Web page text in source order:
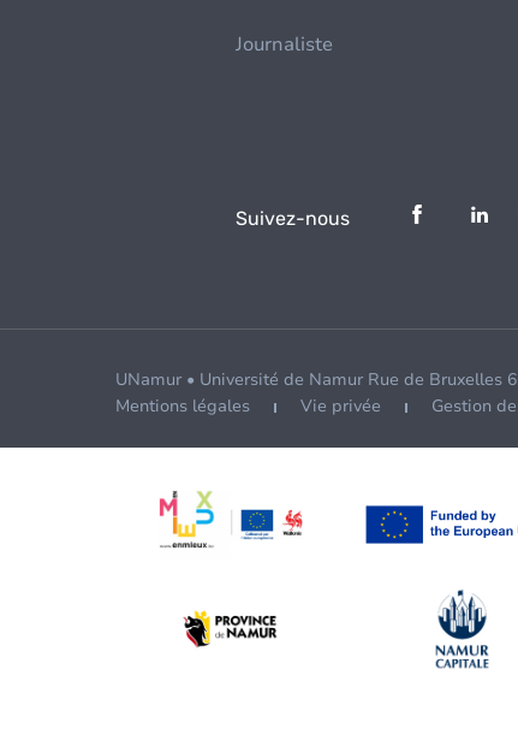
Journaliste
Suivez-nous
UNamur • Université de Namur Rue de Bruxelles
Mentions légales
Vie privée Gestion